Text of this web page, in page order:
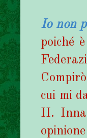
Io non
poiché
cui mi
II.